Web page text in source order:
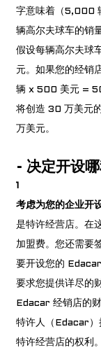
字意味着（5,000
辆高尔夫球车的销
假设每辆高尔夫球
元。如果您的经销
辆 x 500 美元 = 50
将创造 30 万美元
万美元。
- 决定开设
1
考虑为您的企业开
是特许经营店。在
加盟费。您还需要
要开设您的
要求您提供详尽的
Edacar 经销店的财
特许人（Edacar）
特许经营店的权利